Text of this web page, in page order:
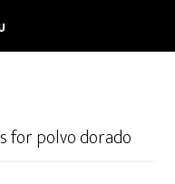
for polvo dorado